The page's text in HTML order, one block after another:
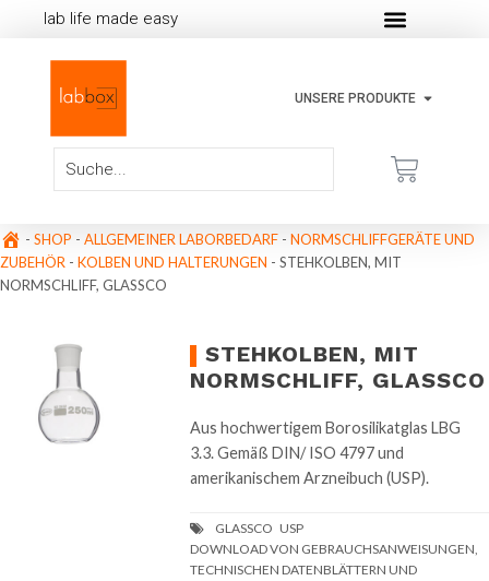
lab life made easy
UNSERE PRODUKTE
- SHOP - ALLGEMEINER LABORBEDARF - NORMSCHLIFFGERÄTE UND
ZUBEHÖR - KOLBEN UND HALTERUNGEN - STEHKOLBEN, MIT
NORMSCHLIFF, GLASSCO
STEHKOLBEN, MIT
NORMSCHLIFF, GLASSCO
Aus hochwertigem Borosilikatglas LBG
3.3. Gemäß DIN/ ISO 4797 und
amerikanischem Arzneibuch (USP).
DOWNLOAD VON GEBRAUCHSANWEISUNGEN,
TECHNISCHEN DATENBLÄTTERN UND